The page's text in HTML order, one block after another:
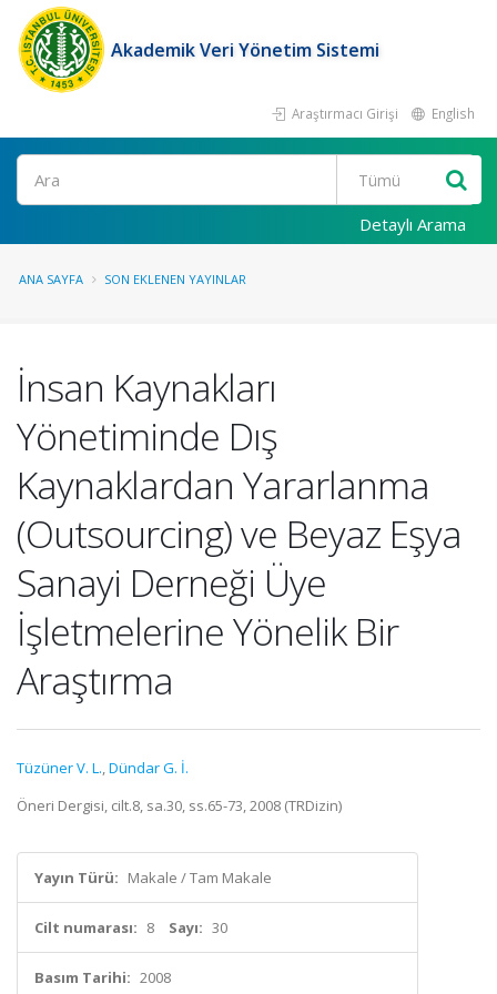
Akademik Veri Yönetim Sistemi
Araştırmacı Girişi English
Ara
Detaylı Arama
ANA SAYFA SON EKLENEN YAYINLAR
İnsan Kaynakları
Yönetiminde Dış
Kaynaklardan Yararlanma
(Outsourcing) ve Beyaz Eşya
Sanayi Derneği Üye
İşletmelerine Yönelik Bir
Araştırma
Tüzüner V. L.,Dündar G. İ.
Öneri Dergisi, cilt.8, sa.30, ss.65-73, 2008 (TRDizin)
Yayın Türü: Makale / Tam Makale
Cilt numarası: 8 Sayı: 30
Basım Tarihi: 2008